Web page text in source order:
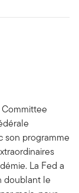
son programme
La Fed a
doublant le